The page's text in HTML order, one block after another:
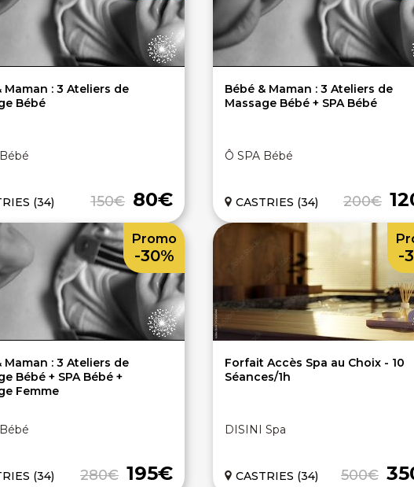
Maman : 3 Ateliers de
Bébé
150€ 80€
(34)
Bébé & Maman : 3 Ateliers de
Massage Bébé + SPA Bébé
Ô SPA Bébé
200€
CASTRIES (34)
Maman : 3 Ateliers de
Bébé + SPA Bébé +
Femme
280€ 195€
(34)
Promo
-30%
Forfait Accès Spa au Choix - 10
Séances/1h
DISINI Spa
500€
CASTRIES (34)
-